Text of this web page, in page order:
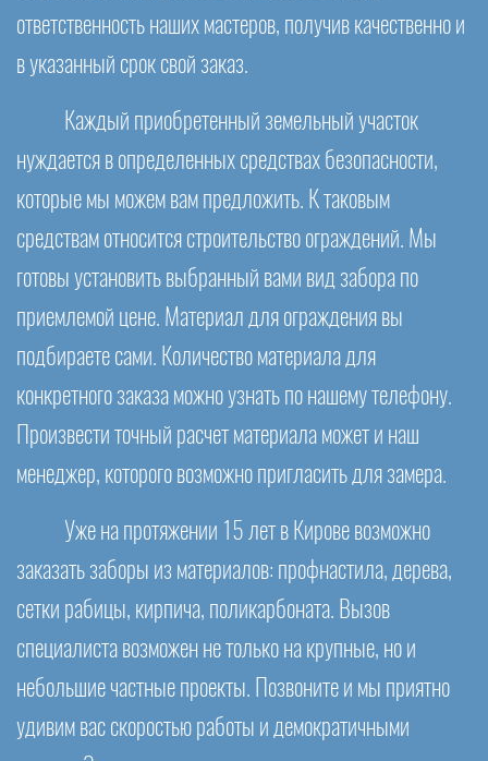
ответственность наших мастеров, получив качественно и
в указанный срок свой заказ.
Каждый приобретенный земельный участок
нуждается в определенных средствах безопасности,
которые мы можем вам предложить. К таковым
средствам относится строительство ограждений. Мы
готовы установить выбранный вами вид забора по
приемлемой цене. Материал для ограждения вы
подбираете сами. Количество материала для
конкретного заказа можно узнать по нашему телефону.
Произвести точный расчет материала может и наш
менеджер, которого возможно пригласить для замера.
Уже на протяжении 15 лет в Кирове возможно
заказать заборы из материалов: профнастила, дерева,
сетки рабицы, кирпича, поликарбоната. Вызов
специалиста возможен не только на крупные, но и
небольшие частные проекты. Позвоните и мы приятно
удивим вас скоростью работы и демократичными